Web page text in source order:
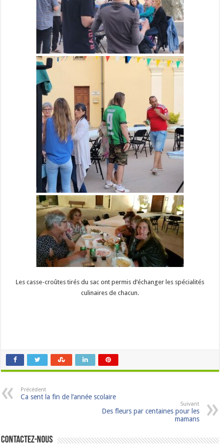
Les casse-croûtes tirés du sac ont permis d’échanger les spécialités
culinaires de chacun.
Précédent
Ca sent la fin de l’année scolaire
Suivant
Des fleurs par centaines pour les
mamans
Contactez-nous